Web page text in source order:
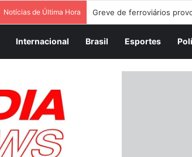
Notícias de Última Hora Greve de ferroviários
Internacional Brasil Esportes